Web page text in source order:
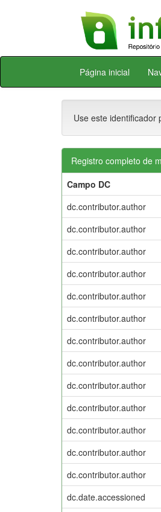
Skip
Página inicial
Use este identificador
Registro completo de
Campo DC
dc.contributor.author
dc.contributor.author
dc.contributor.author
dc.contributor.author
dc.contributor.author
dc.contributor.author
dc.contributor.author
dc.contributor.author
dc.contributor.author
dc.contributor.author
dc.contributor.author
dc.contributor.author
dc.contributor.author
dc.date.accessioned